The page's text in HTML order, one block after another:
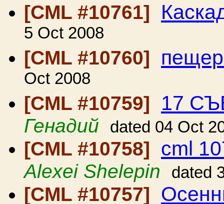
[CML #10761]
5 Oct 2008
[CML #10760]
Oct 2008
[CML #10759]
17
Генадий dated 04 Oct
[CML #10758] cml
Alexei Shelepin dated
[CML #10757]